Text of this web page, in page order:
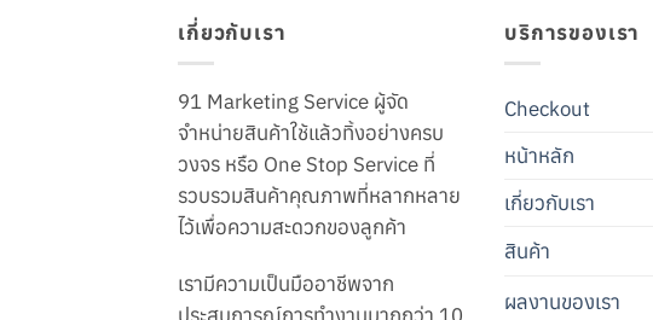
เกี่ยวกับเรา
91 Marketing Service ผู้จัด
จำหน่ายสินค้าใช้แล้วทิ้งอย่างครบ
วงจร หรือ One Stop Service ที่
รวบรวมสินค้าคุณภาพที่หลากหลาย
ไว้เพื่อความสะดวกของลูกค้า
เรามีความเป็นมืออาชีพจาก
บริการของเรา
Checkout
หน้าหลัก
เกี่ยวกับเรา
สินค้า
ผลงานของเรา